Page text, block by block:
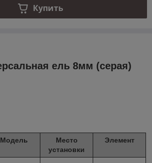
Купить
ель 8мм (серая)
Модель
Место
установки
Элемент